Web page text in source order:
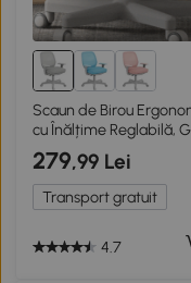
Scaun de Birou
cu Înălțime Reglabilă,
279,99 Lei
Transport gratuit
4.7